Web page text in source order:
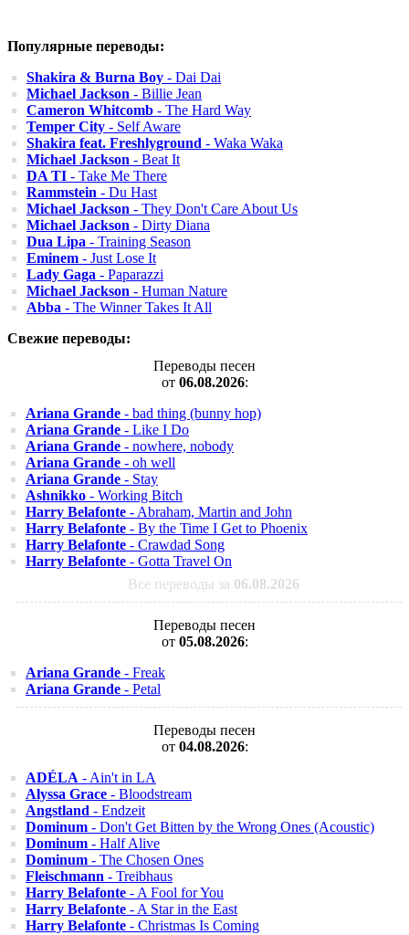
Популярные переводы:
Shakira & Burna Boy - Dai Dai
Michael Jackson - Billie Jean
Cameron Whitcomb - The Hard Way
Temper City - Self Aware
Shakira feat. Freshlyground - Waka Waka
Michael Jackson - Beat It
DA TI - Take Me There
Rammstein - Du Hast
Michael Jackson - They Don't Care About Us
Michael Jackson - Dirty Diana
Dua Lipa - Training Season
Eminem - Just Lose It
Lady Gaga - Paparazzi
Michael Jackson - Human Nature
Abba - The Winner Takes It All
Свежие переводы:
Переводы песен
от 06.08.2026:
Ariana Grande - bad thing (bunny hop)
Ariana Grande - Like I Do
Ariana Grande - nowhere, nobody
Ariana Grande - oh well
Ariana Grande - Stay
Ashnikko - Working Bitch
Harry Belafonte - Abraham, Martin and John
Harry Belafonte - By the Time I Get to Phoenix
Harry Belafonte - Crawdad Song
Harry Belafonte - Gotta Travel On
Все переводы за 06.08.2026
Переводы песен
от 05.08.2026:
Ariana Grande - Freak
Ariana Grande - Petal
Переводы песен
от 04.08.2026:
ADÉLA - Ain't in LA
Alyssa Grace - Bloodstream
Angstland - Endzeit
Dominum - Don't Get Bitten by the Wrong Ones (Acoustic)
Dominum - Half Alive
Dominum - The Chosen Ones
Fleischmann - Treibhaus
Harry Belafonte - A Fool for You
Harry Belafonte - A Star in the East
Harry Belafonte - Christmas Is Coming